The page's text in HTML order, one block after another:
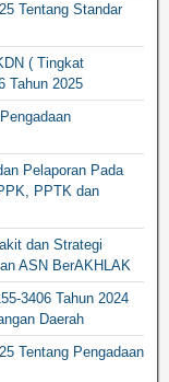
Tentang Standar
( Tingkat
Tahun 2025
Pelaporan Pada
PPTK dan
dan Strategi
ASN BerAKHLAK
3406 Tahun 2024
Daerah
Tentang Pengadaan